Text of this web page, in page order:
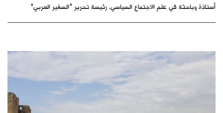
أستاذة وباحثة في علم الاجتماع السياسي، رئيسة تحرير "السفير العربي"